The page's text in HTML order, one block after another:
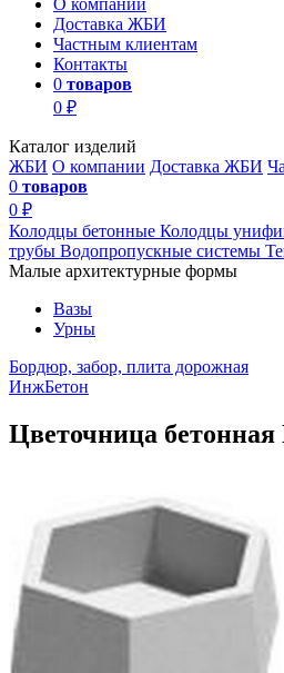
О компании
Доставка ЖБИ
Частным клиентам
Контакты
0 товаров
0 ₽
Каталог изделий
ЖБИ О компании Доставка ЖБИ
0 товаров
0 ₽
Колодцы бетонные Колодцы
трубы Водопропускные системы
Малые архитектурные формы
Вазы
Урны
Бордюр, забор, плита дорожная
ИнжБетон
Цветочница